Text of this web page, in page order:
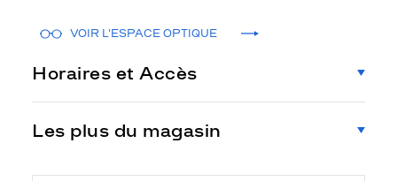
VOIR L'ESPACE OPTIQUE
Horaires et Accès
Les plus du magasin